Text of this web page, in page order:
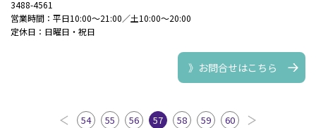
3488-4561
営業時間：平日10:00～21:00／土10:00～20:00
定休日：日曜日・祝日
》お問合せはこちら
54 55 56 57 58 59 60